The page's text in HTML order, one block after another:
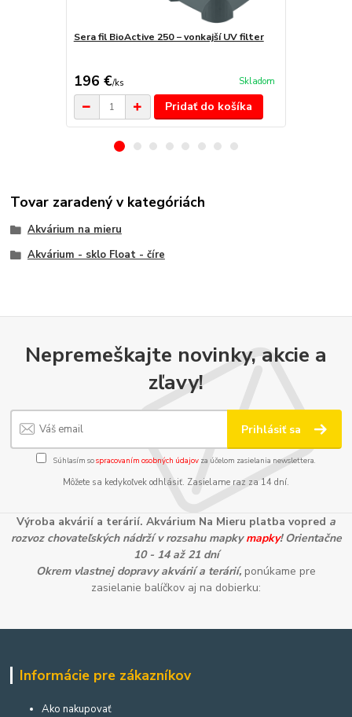
Sera fil BioActive 250 − vonkajší UV filter
196 €/ks Skladom
Pridať do košíka
Tovar zaradený v kategóriách
Akvárium na mieru
Akvárium - sklo Float - číre
Nepremeškajte novinky, akcie a
zľavy!
Prihlásiť sa
Súhlasím sospracovaním osobných údajov za účelom zasielania newslettera.
Môžete sa kedykoľvek odhlásiť. Zasielame raz za 14 dní.
Výroba akvárií a terárií. Akvárium Na Mieru platba vopred a
rozvoz chovateľských nádrží v rozsahu mapkymapky! Orientačne
10 - 14 až 21 dní
Okrem vlastnej dopravy akvárií a terárií, ponúkame pre
zasielanie balíčkov aj na dobierku:
Informácie pre zákazníkov
Ako nakupovať